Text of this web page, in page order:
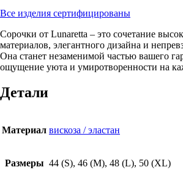
Все изделия сертифицированы
Сорочки от Lunaretta – это сочетание
материалов, элегантного дизайна и
Она станет незаменимой частью вашего
ощущение уюта и умиротворенности на
Детали
Материал вискоза / эластан
Размеры 44 (S), 46 (M), 48 (L), 50 (XL)